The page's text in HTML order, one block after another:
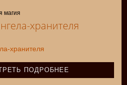
магия
хранителя
ПОДРОБНЕЕ